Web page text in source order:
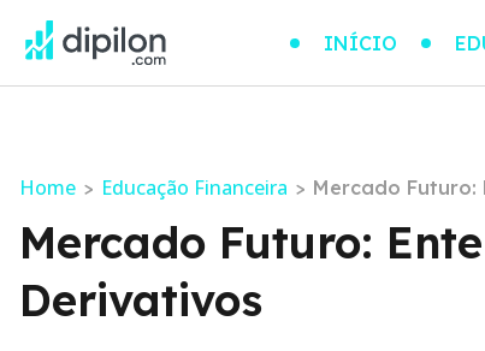
INÍCIO
Home > Educação Financeira > Mercado
Mercado Futuro:
Derivativos